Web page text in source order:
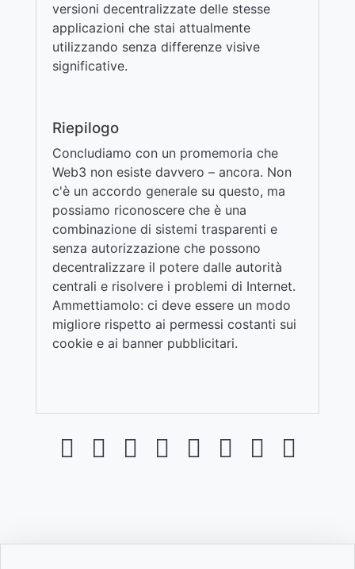
versioni decentralizzate delle stesse
applicazioni che stai attualmente
utilizzando senza differenze visive
significative.
Riepilogo
Concludiamo con un promemoria che
Web3 non esiste davvero – ancora. Non
c'è un accordo generale su questo, ma
possiamo riconoscere che è una
combinazione di sistemi trasparenti e
senza autorizzazione che possono
decentralizzare il potere dalle autorità
centrali e risolvere i problemi di Internet.
Ammettiamolo: ci deve essere un modo
migliore rispetto ai permessi costanti sui
cookie e ai banner pubblicitari.